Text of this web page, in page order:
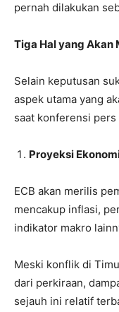
pernah dilakukan
Tiga Hal yang Akan
Selain keputusan
aspek utama yang
saat konferensi
Proyeksi
ECB akan merilis
mencakup inflasi,
indikator makro
Meski konflik di
dari perkiraan,
sejauh ini relatif